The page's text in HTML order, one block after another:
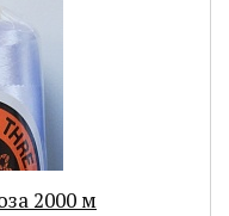
2000 м